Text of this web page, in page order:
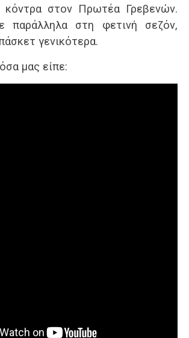
κόντρα στον Πρωτέα Γρεβενών.
παράλληλα στη φετινή σεζόν,
γενικότερα.
μας είπε: